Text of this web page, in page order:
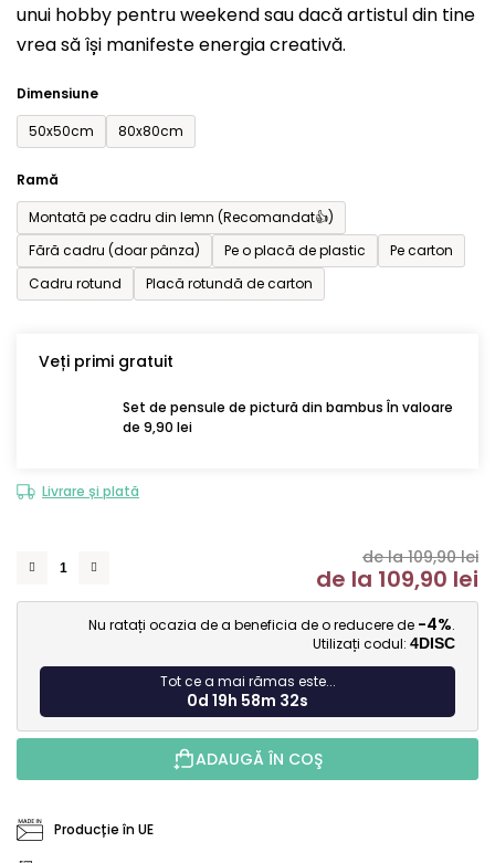
unui hobby pentru weekend sau dacă artistul din tine
vrea să își manifeste energia creativă.
Dimensiune
50x50cm
80x80cm
Ramă
Montată pe cadru din lemn (Recomandat👍)
Fără cadru (doar pânza)
Pe o placă de plastic
Pe carton
Cadru rotund
Placă rotundă de carton
Veți primi gratuit
Set de pensule de pictură din bambus În valoare
de 9,90 lei
Livrare și plată
de la 109,90 lei
de la 109,90 lei
Nu ratați ocazia de a beneficia de o reducere de -4%.
Utilizați codul: 4DISC
Tot ce a mai rămas este...
0d 19h 58m 31s
ADAUGĂ ÎN COŞ
Producție în UE